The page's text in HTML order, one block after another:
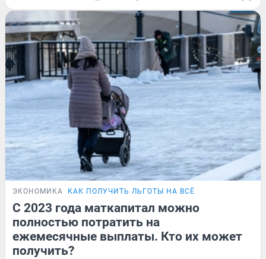
ЭКОНОМИКА КАК ПОЛУЧИТЬ ЛЬГОТЫ НА ВСЁ
С 2023 года маткапитал можно
полностью потратить на
ежемесячные выплаты. Кто их может
получить?